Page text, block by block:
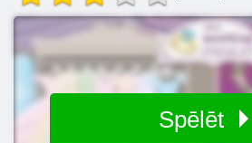
Spēlēt